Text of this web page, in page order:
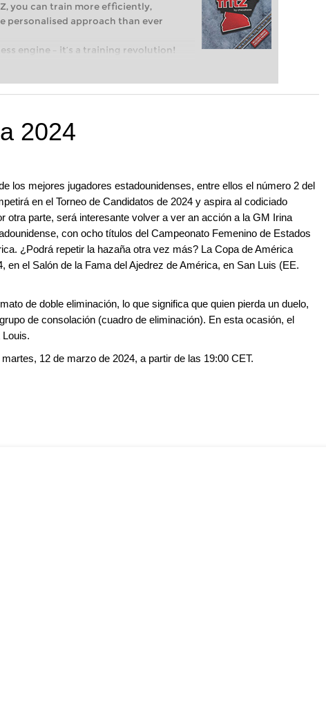
you can train more efficiently,
personalised approach than ever
engine – it’s a training revolution!
steps into the world of club chess,
and with a more personalised
2024
los mejores jugadores estadounidenses, entre ellos el número 2 del
en el Torneo de Candidatos de 2024 y aspira al codiciado
otra parte, será interesante volver a ver an acción a la GM Irina
con ocho títulos del Campeonato Femenino de Estados
¿Podrá repetir la hazaña otra vez más? La Copa de América
en el Salón de la Fama del Ajedrez de América, en San Luis (EE.
de doble eliminación, lo que significa que quien pierda un duelo,
de consolación (cuadro de eliminación). En esta ocasión, el
12 de marzo de 2024, a partir de las 19:00 CET.